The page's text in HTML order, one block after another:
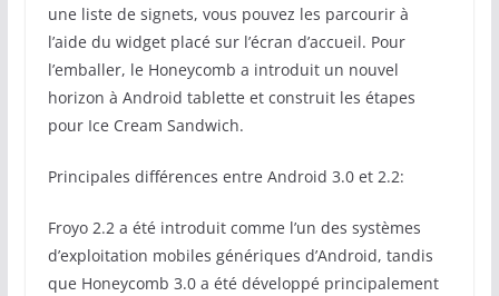
une liste de signets, vous pouvez les parcourir à
l’aide du widget placé sur l’écran d’accueil. Pour
l’emballer, le Honeycomb a introduit un nouvel
horizon à Android tablette et construit les étapes
pour Ice Cream Sandwich.
Principales différences entre Android 3.0 et 2.2:
Froyo 2.2 a été introduit comme l’un des systèmes
d’exploitation mobiles génériques d’Android, tandis
que Honeycomb 3.0 a été développé principalement